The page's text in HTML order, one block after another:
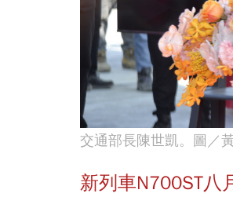
交通部長陳世凱。圖／
新列車N700ST八